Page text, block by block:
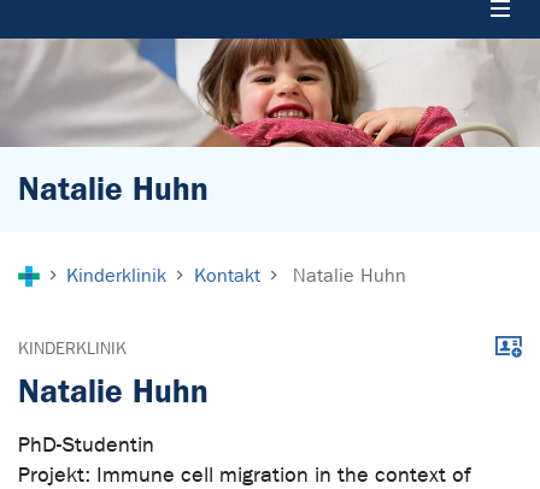
Natalie Huhn
Kinderklinik Kontakt Natalie Huhn
KINDERKLINIK
Natalie Huhn
PhD-Studentin
Projekt: Immune cell migration in the context of